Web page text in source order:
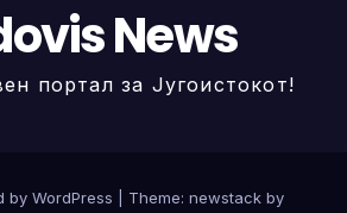
News
портал за Југоистокот!
by WordPress Theme: newstack by